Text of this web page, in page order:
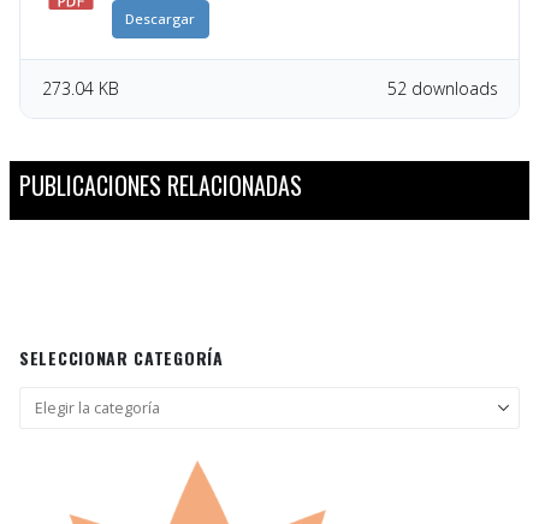
Descargar
52 downloads
273.04 KB
PUBLICACIONES RELACIONADAS
SELECCIONAR CATEGORÍA
Seleccionar
categoría